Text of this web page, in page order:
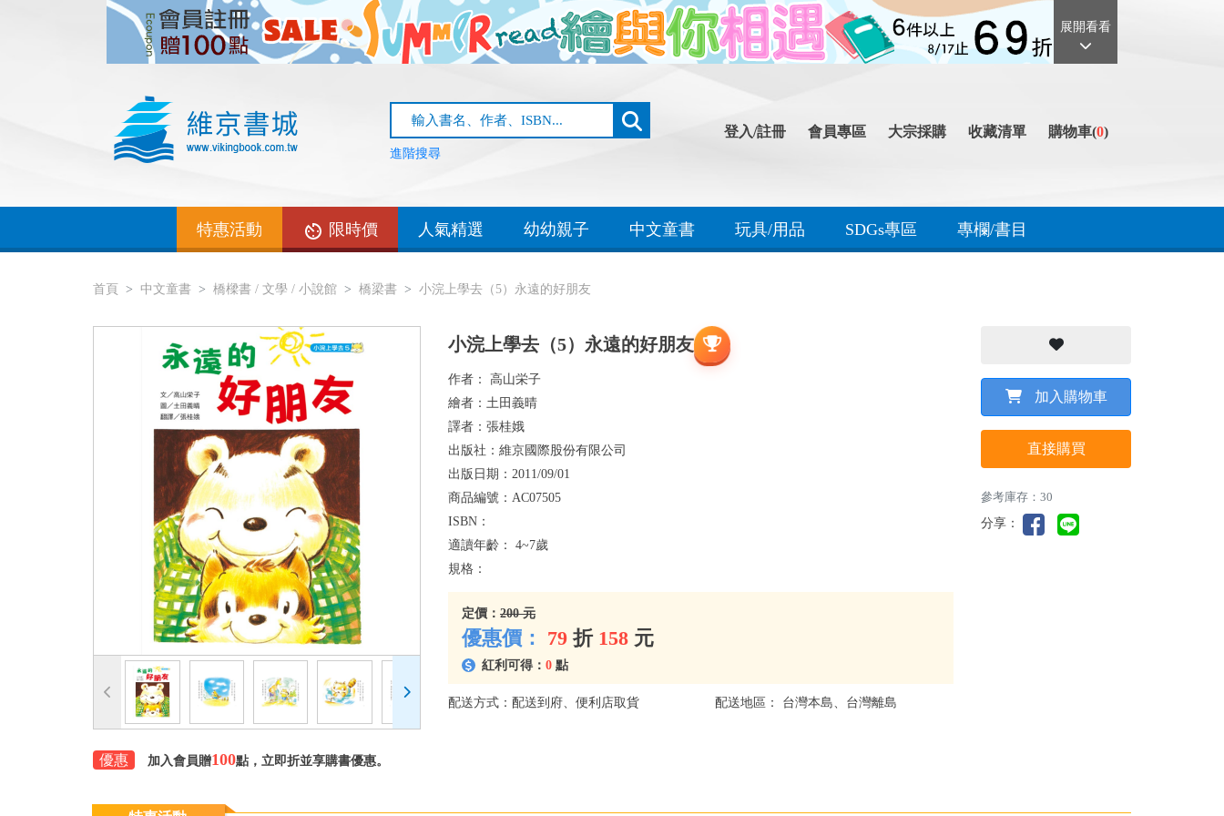
展開看看
進階搜尋
登入/註冊 會員專區 大宗採購 收藏清單 購物車(0)
特惠活動 限時價 人氣精選 幼幼親子 中文童書 玩具/用品 SDGs專區 專欄/書目
首頁 中文童書 橋樑書 / 文學 / 小說館 橋梁書 小浣上學去（5）永遠的好朋友
優惠 加入會員贈100點，立即折並享購書優惠。
小浣上學去（5）永遠的好朋友
作者： 高山栄子
繪者： 土田義晴
譯者： 張桂娥
出版社： 維京國際股份有限公司
出版日期： 2011/09/01
商品編號： AC07505
ISBN：
適讀年齡： 4~7歲
規格：
定價： 200 元
優惠價： 79 折 158 元
紅利可得： 0 點
配送方式：配送到府、便利店取貨 配送地區： 台灣本島、台灣離島
加入購物車
直接購買
參考庫存：30
分享：